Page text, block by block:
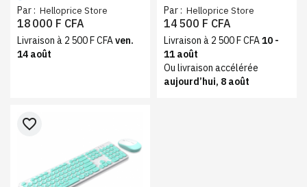
mode, station de charge
magnétique dock RGB
Par : Helloprice Store
18 000 F CFA
Livraison à 2 500 F CFAven.
14 août
compatible Windows &
MacOS
Par : Helloprice Store
14 500 F CFA
Livraison à 2 500 F CFA10 -
11 août
Ou livraison accélérée
aujourd’hui, 8 août
favorite_border